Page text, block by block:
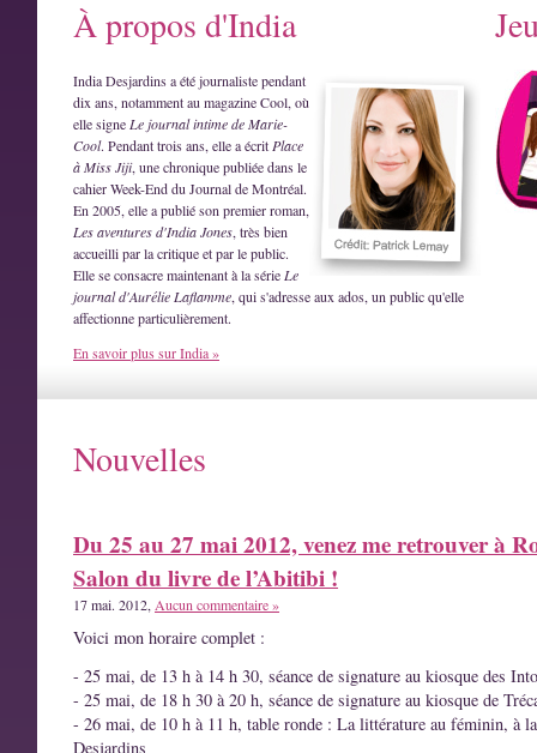
À propos d'India
India Desjardins a été journaliste pendant
dix ans, notamment au magazine Cool, où
elle signe Le journal intime de Marie-
Cool. Pendant trois ans, elle a écrit Place
à Miss Jiji, une chronique publiée dans le
cahier Week-End du Journal de Montréal.
En 2005, elle a publié son premier roman,
Les aventures d'India Jones, très bien
accueilli par la critique et par le public.
Elle se consacre maintenant à la série Le
journal d'Aurélie Laflamme, qui s'adresse aux ados, un public qu'elle
affectionne particulièrement.
En savoir plus sur India »
Nouvelles
Du 25 au 27 mai 2012, venez me retrouver à
Salon du livre de l’Abitibi !
17 mai. 2012, Aucun commentaire »
Voici mon horaire complet :
- 25 mai, de 13 h à 14 h 30, séance de signature au kiosque des
- 25 mai, de 18 h 30 à 20 h, séance de signature au kiosque de
- 26 mai, de 10 h à 11 h, table ronde : La littérature au féminin, à
Desjardins